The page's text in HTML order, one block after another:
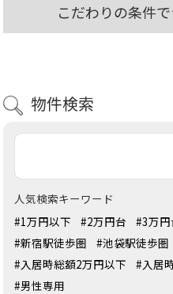
こだわりの条件
物件検索
人気検索キーワード
#1万円以下
#2万円台 #3万円
#新宿駅徒歩圏
#池袋駅徒歩圏
#入居時総額2万円以下
#入居
#男性専用